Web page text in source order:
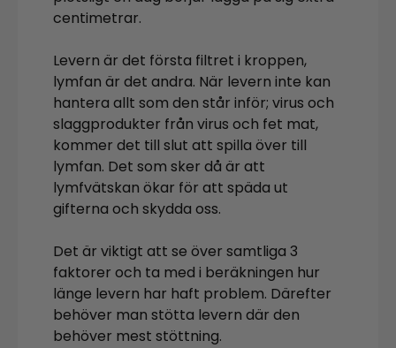
centimetrar.
Levern är det första filtret i kroppen,
lymfan är det andra. När levern inte kan
hantera allt som den står inför; virus och
slaggprodukter från virus och fet mat,
kommer det till slut att spilla över till
lymfan. Det som sker då är att
lymfvätskan ökar för att späda ut
gifterna och skydda oss.
Det är viktigt att se över samtliga 3
faktorer och ta med i beräkningen hur
länge levern har haft problem. Därefter
behöver man stötta levern där den
behöver mest stöttning.